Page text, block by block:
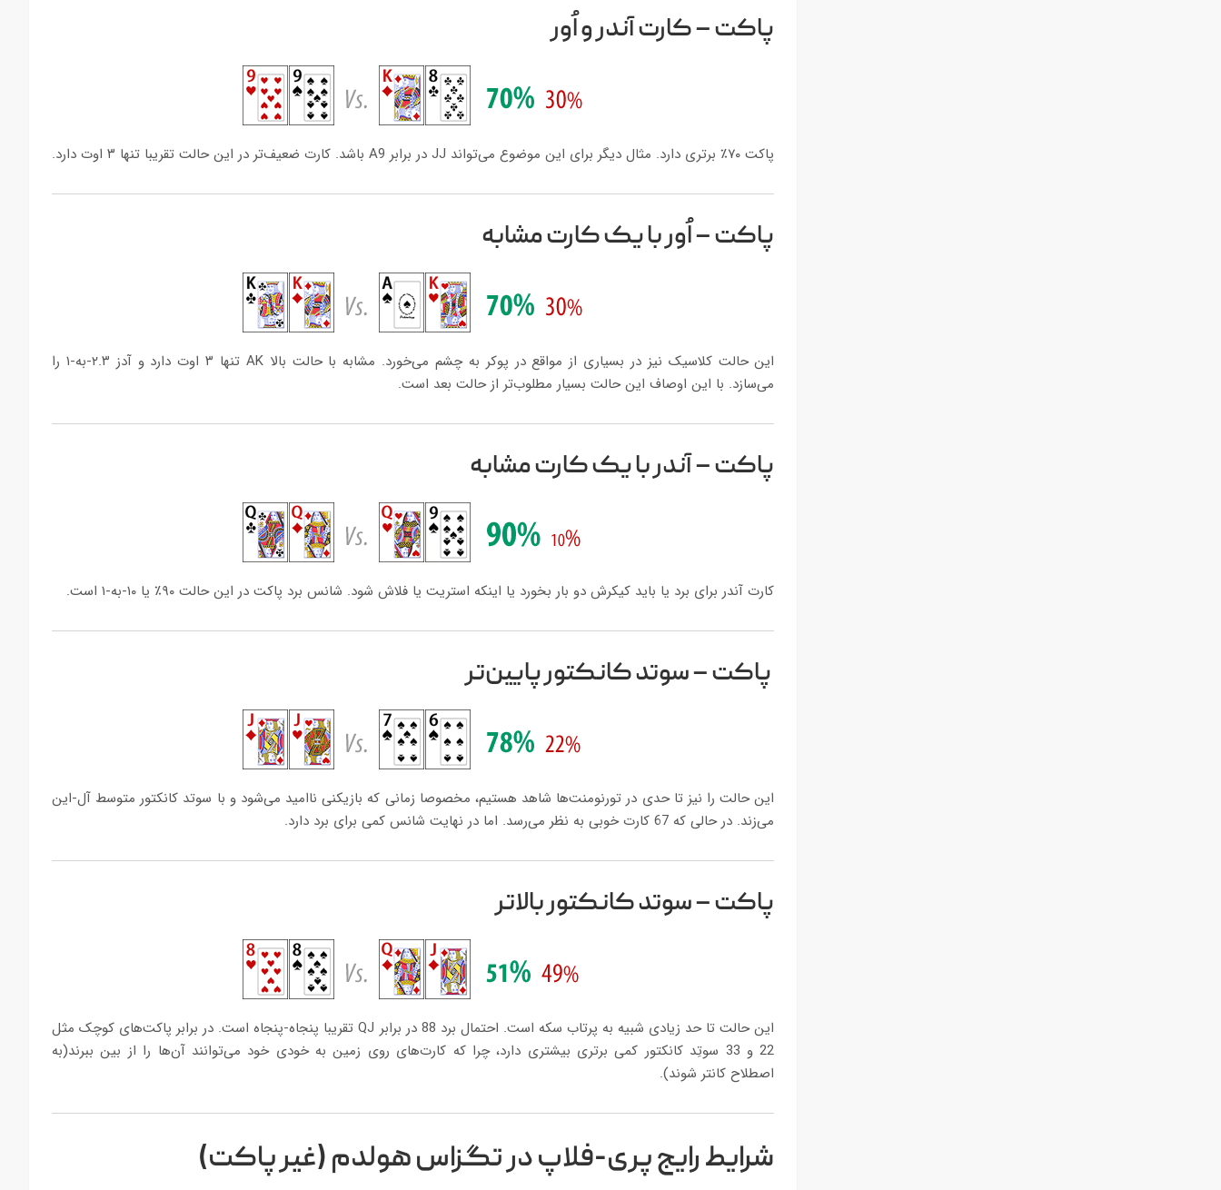
پاکت – کارت آندر و اُور
پاکت ۷۰٪ برتری دارد. مثال دیگر برای این موضوع می‌تواند JJ در برابر A9 باشد. کارت ضعیف‌تر در این حالت تقریبا تنها ۳ اوت دارد.
پاکت – اُور با یک کارت مشابه
این حالت کلاسیک نیز در بسیاری از مواقع در پوکر به چشم می‌خورد. مشابه با حالت بالا AK تنها ۳ اوت دارد و آدز ۲.۳-به-۱ را
می‌سازد. با این اوصاف این حالت بسیار مطلوب‌تر از حالت بعد است.
پاکت – آندر با یک کارت مشابه
کارت آندر برای برد یا باید کیکرش دو بار بخورد یا اینکه استریت یا فلاش شود. شانس برد پاکت در این حالت ۹۰٪ یا ۱۰-به-۱ است.
پاکت – سوتد کانکتور پایین‌تر
این حالت را نیز تا حدی در تورنومنت‌ها شاهد هستیم، مخصوصا زمانی که بازیکنی ناامید می‌شود و با سوتد کانکتور متوسط آل-این
می‌زند. در حالی که 67 کارت خوبی به نظر می‌رسد. اما در نهایت شانس کمی برای برد دارد.
پاکت – سوتد کانکتور بالاتر
این حالت تا حد زیادی شبیه به پرتاب سکه است. احتمال برد 88 در برابر QJ تقریبا پنجاه-پنجاه است. در برابر پاکت‌های کوچک مثل
22 و 33 سوتِد کانکتور کمی برتری بیشتری دارد، چرا که کارت‌های روی زمین به خودی خود می‌توانند آن‌ها را از بین ببرند(به
اصطلاح کانتر شوند).
شرایط رایج پری-فلاپ در تگزاس هولدم (غیر پاکت)